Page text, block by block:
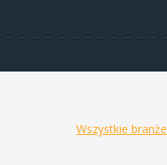
Wszystkie branże